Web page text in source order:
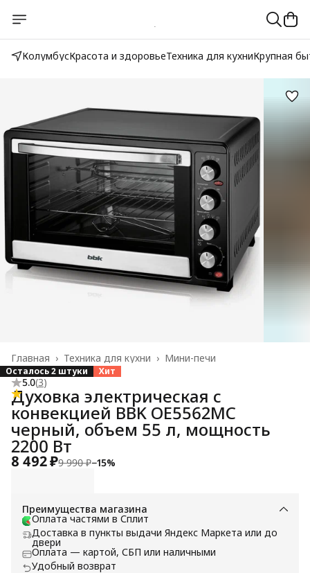
КолумбусКрасота и здоровьеТехника для кухниКрупная
Мини-печи
Техника для кухни ›
Главная ›
Осталось 2 штуки Хит
5.0(3)
Духовка электрическая с
конвекцией BBK OE5562MC
черный, объем 55 л, мощность
2200 Вт
8 492 ₽9 990 ₽−15%
Преимущества магазина
Оплата частями в Сплит
Доставка в пункты выдачи Яндекс Маркета или до
двери
Оплата — картой, СБП или наличными
Удобный возврат